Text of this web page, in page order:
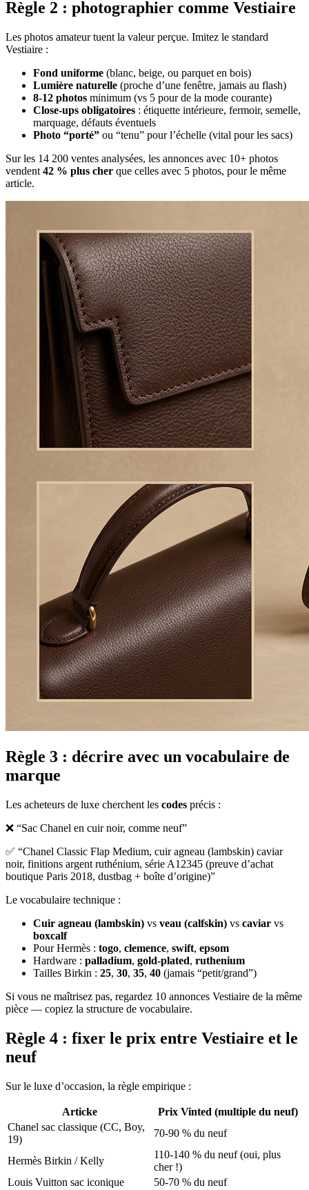
Règle 2 : photographier comme Vestiaire
Les photos amateur tuent la valeur perçue. Imitez le standard
Vestiaire :
Fond uniforme (blanc, beige, ou parquet en bois)
Lumière naturelle (proche d’une fenêtre, jamais au flash)
8-12 photos minimum (vs 5 pour de la mode courante)
Close-ups obligatoires : étiquette intérieure, fermoir, semelle,
marquage, défauts éventuels
Photo “porté” ou “tenu” pour l’échelle (vital pour les sacs)
Sur les 14 200 ventes analysées, les annonces avec 10+ photos
vendent 42 % plus cher que celles avec 5 photos, pour le même
article.
Règle 3 : décrire avec un vocabulaire de
marque
Les acheteurs de luxe cherchent les codes précis :
❌ “Sac Chanel en cuir noir, comme neuf”
✅ “Chanel Classic Flap Medium, cuir agneau (lambskin) caviar
noir, finitions argent ruthénium, série A12345 (preuve d’achat
boutique Paris 2018, dustbag + boîte d’origine)”
Le vocabulaire technique :
Cuir agneau (lambskin) vs veau (calfskin) vs caviar vs
boxcalf
Pour Hermès : togo, clemence, swift, epsom
Hardware : palladium, gold-plated, ruthenium
Tailles Birkin : 25, 30, 35, 40 (jamais “petit/grand”)
Si vous ne maîtrisez pas, regardez 10 annonces Vestiaire de la même
pièce — copiez la structure de vocabulaire.
Règle 4 : fixer le prix entre Vestiaire et le
neuf
Sur le luxe d’occasion, la règle empirique :
Articke
Prix Vinted (multiple du neuf)
Chanel sac classique (CC, Boy,
19)
70-90 % du neuf
Hermès Birkin / Kelly
110-140 % du neuf (oui, plus
cher !)
Louis Vuitton sac iconique
50-70 % du neuf